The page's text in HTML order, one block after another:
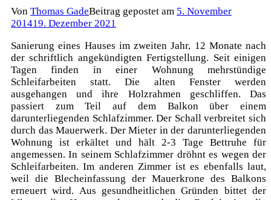
Von Thomas GadeBeitrag gepostet am 5. November
201419. Dezember 2021
Sanierung eines Hauses im zweiten Jahr, 12 Monate nach
der schriftlich angekündigten Fertigstellung. Seit einigen
Tagen finden in einer Wohnung mehrstündige
Schleifarbeiten statt. Die alten Fenster werden
ausgehangen und ihre Holzrahmen geschliffen. Das
passiert zum Teil auf dem Balkon über einem
darunterliegenden Schlafzimmer. Der Schall verbreitet sich
durch das Mauerwerk. Der Mieter in der darunterliegenden
Wohnung ist erkältet und hält 2-3 Tage Bettruhe für
angemessen. In seinem Schlafzimmer dröhnt es wegen der
Schleifarbeiten. Im anderen Zimmer ist es ebenfalls laut,
weil die Blecheinfassung der Mauerkrone des Balkons
erneuert wird. Aus gesundheitlichen Gründen bittet der